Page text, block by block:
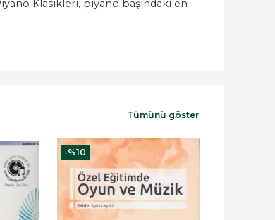
Klasikleri, piyano başındaki en
-%10
Tümünü göster